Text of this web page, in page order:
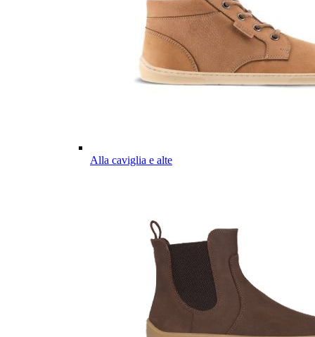
Alla caviglia e alte